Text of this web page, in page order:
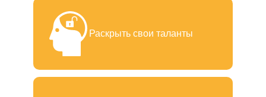
Раскрыть свои таланты